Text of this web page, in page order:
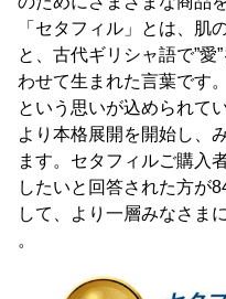
「セタフィル」とは、肌
と、古代ギリシャ語で”
わせて生まれた言葉です
という思いが込められて
より本格展開を開始し、
ます。セタフィルご購入
したいと回答された方が
して、より一層みなさま
。